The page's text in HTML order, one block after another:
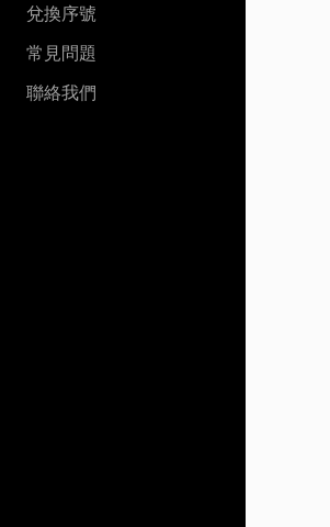
兌換序號
常見問題
聯絡我們